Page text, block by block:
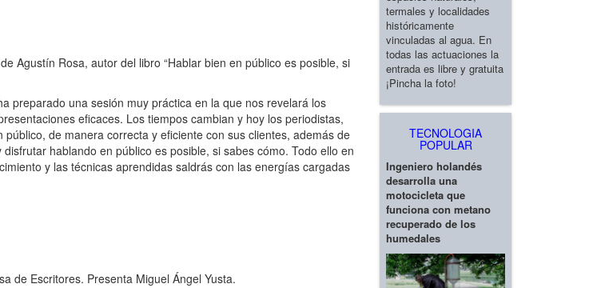
Agustín Rosa, autor del libro “Hablar bien en público es posible, si
preparado una sesión muy práctica en la que nos revelará los
eficaces. Los tiempos cambian y hoy los periodistas,
de manera correcta y eficiente con sus clientes, además de
hablando en público es posible, si sabes cómo. Todo ello en
y las técnicas aprendidas saldrás con las energías cargadas
de Escritores. Presenta Miguel Ángel Yusta.
termales y localidades
históricamente
vinculadas al agua. En
todas las actuaciones la
entrada es libre y gratuita
¡Pincha la foto!
TECNOLOGIA
POPULAR
Ingeniero holandés
desarrolla una
motocicleta que
funciona con metano
recuperado de los
humedales